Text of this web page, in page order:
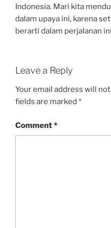
Indonesia. Mari kita
dalam upaya ini, karena
berarti dalam perjalanan
Leave a Reply
Your email address will
fields are marked *
Comment*